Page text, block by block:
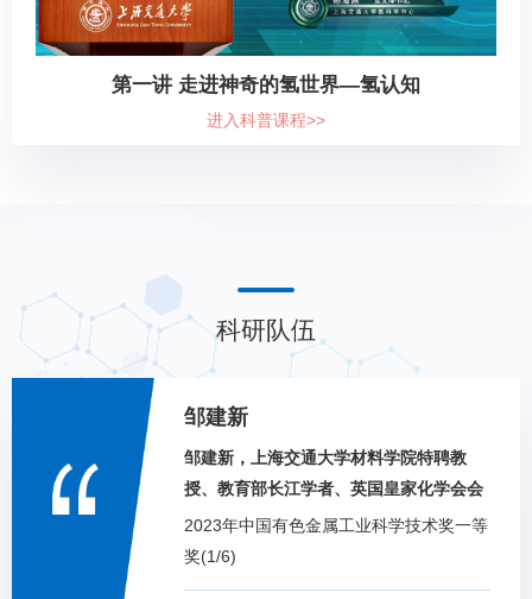
第一讲 走进神奇的氢世界—氢认知
进入科普课程>>
科研队伍
邹建新
邹建新，上海交通大学材料学院特聘教
授、教育部长江学者、英国皇家化学会会
士、氢科学研究所副所长、国家重点研发
计划首席科学家。
2023年中国有色金属工业科学技术奖一等
奖(1/6)
2023年国际镁业协会IMA未来科技奖(1/6)